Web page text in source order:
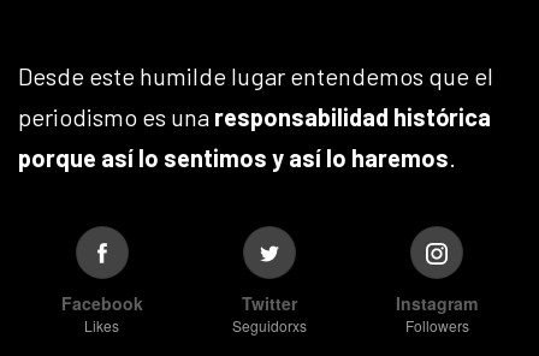
Desde este humilde lugar entendemos que el
periodismo es una responsabilidad histórica
porque así lo sentimos y así lo haremos.
Facebook
Likes
Twitter
Seguidorxs
Instagram
Followers